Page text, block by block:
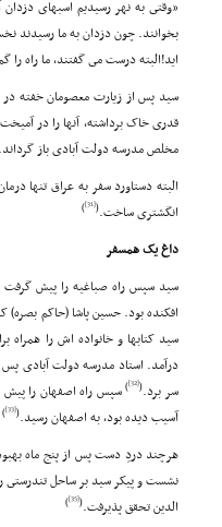
«وقتى به نهر رسیدیم اسبهاى
بخوانند. چون دزدان به ما رسیدند
اید!البته درست مى گفتند، ما راه را
سید پس از زیارت معصومان خفته در
قدرى خاک برداشته، آنها را در
مخلص مدرسه دولت آبادى باز گرداند.
البته دستاورد سفر به عراق تنها
انگشترى ساخت.(
[31]
)
داغ یک همسفر
سید سپس راه صباغیه را پیش گرفت
افکنده بود. حسین پاشا (حاکم بصره)
سید کتابها و خانواده اش را همراه
درآمد. استاد مدرسه دولت آبادى
سر برد.(
[32]
)سپس راه اصفهان را
آسیب دیده بود، به اصفهان رسید.(
[33]
)
هرچند دردِ دست پس از پنج ماه
نشست و پیکر سید بر ساحل تندرستى
الدین تحقق پذیرفت.(
[35]
)